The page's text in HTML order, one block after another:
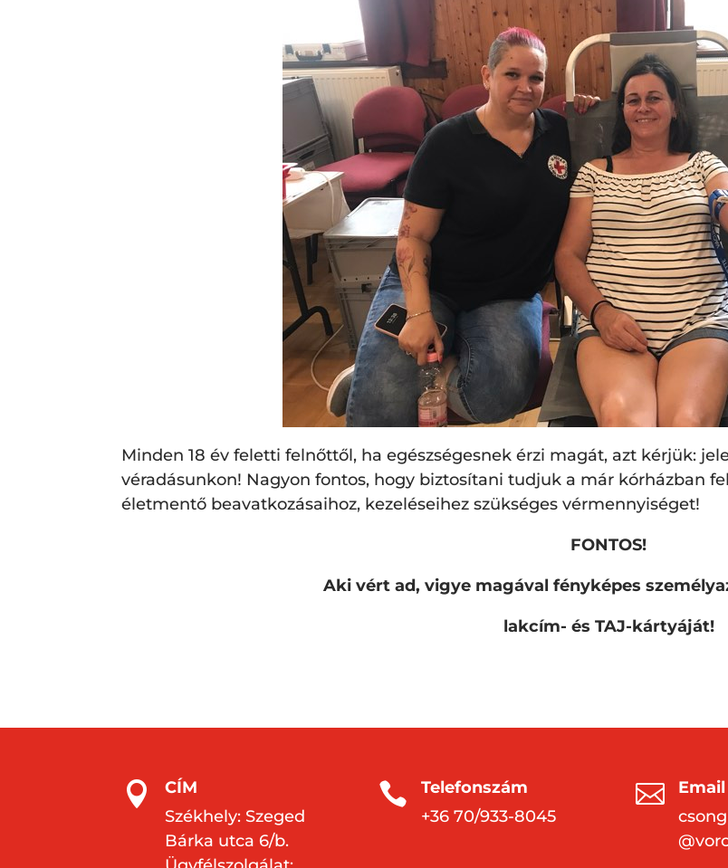
Minden 18 év feletti felnőttől, ha egészségesnek érzi magát, azt kérjük:
véradásunkon! Nagyon fontos, hogy biztosítani tudjuk a már kórházban
életmentő beavatkozásaihoz, kezeléseihez szükséges vérmennyiséget!
FONTOS!
Aki vért ad, vigye magával fényképes
lakcím- és TAJ-kártyáját!

CÍM
Székhely: Szeged
Bárka utca 6/b.

Telefonszám
+36 70/933-8045

Email